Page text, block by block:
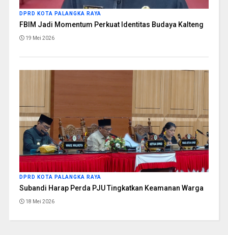
DPRD KOTA PALANGKA RAYA
FBIM Jadi Momentum Perkuat Identitas Budaya Kalteng
19 Mei 2026
DPRD KOTA PALANGKA RAYA
Subandi Harap Perda PJU Tingkatkan Keamanan Warga
18 Mei 2026